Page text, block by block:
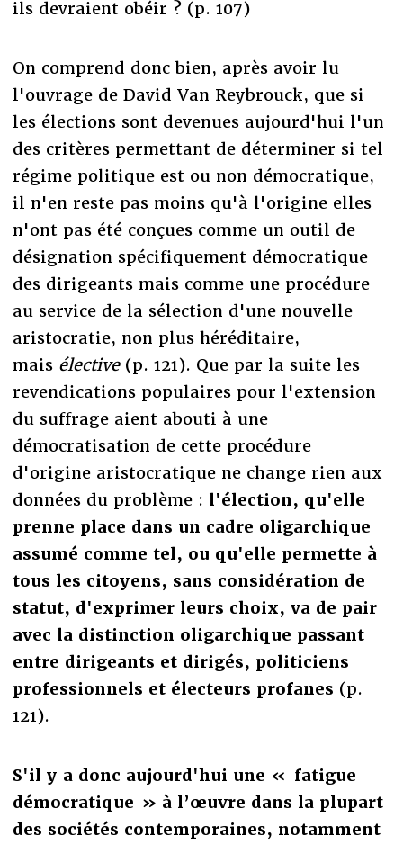
ils devraient obéir ? (p. 107)
On comprend donc bien, après avoir lu
l'ouvrage de David Van Reybrouck, que si
les élections sont devenues aujourd'hui l'un
des critères permettant de déterminer si tel
régime politique est ou non démocratique,
il n'en reste pas moins qu'à l'origine elles
n'ont pas été conçues comme un outil de
désignation spécifiquement démocratique
des dirigeants mais comme une procédure
au service de la sélection d'une nouvelle
aristocratie, non plus héréditaire,
mais élective (p. 121). Que par la suite les
revendications populaires pour l'extension
du suffrage aient abouti à une
démocratisation de cette procédure
d'origine aristocratique ne change rien aux
données du problème : l'élection, qu'elle
prenne place dans un cadre oligarchique
assumé comme tel, ou qu'elle permette à
tous les citoyens, sans considération de
statut, d'exprimer leurs choix, va de pair
avec la distinction oligarchique passant
entre dirigeants et dirigés, politiciens
professionnels et électeurs profanes (p.
121).
S'il y a donc aujourd'hui une « fatigue
démocratique » à l’œuvre dans la plupart
des sociétés contemporaines, notamment